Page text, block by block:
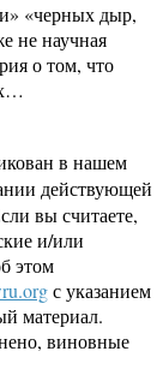
«черных дыр,
не научная
о том, что
в нашем
действующей
вы считаете,
и/или
этом
с указанием
материал.
виновные